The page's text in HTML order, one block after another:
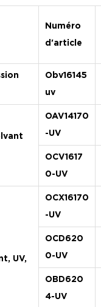
Numéro
d'article
Obv16145
uv
OAV14170
-UV
OCV1617
0-UV
UV,
OCX16170
-UV
OCD620
0-UV
OBD620
4-UV